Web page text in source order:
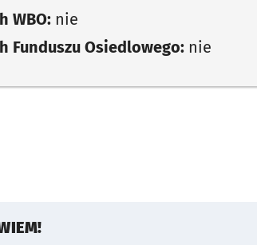
WBO: nie
Funduszu Osiedlowego: nie